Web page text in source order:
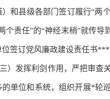
）和县级各部门签订履行“两
个责任”的“神经末稍”就传
位签订党风廉政建设责任书
三）发挥利剑作用，严把审
的单位和系统，组织开展*轮